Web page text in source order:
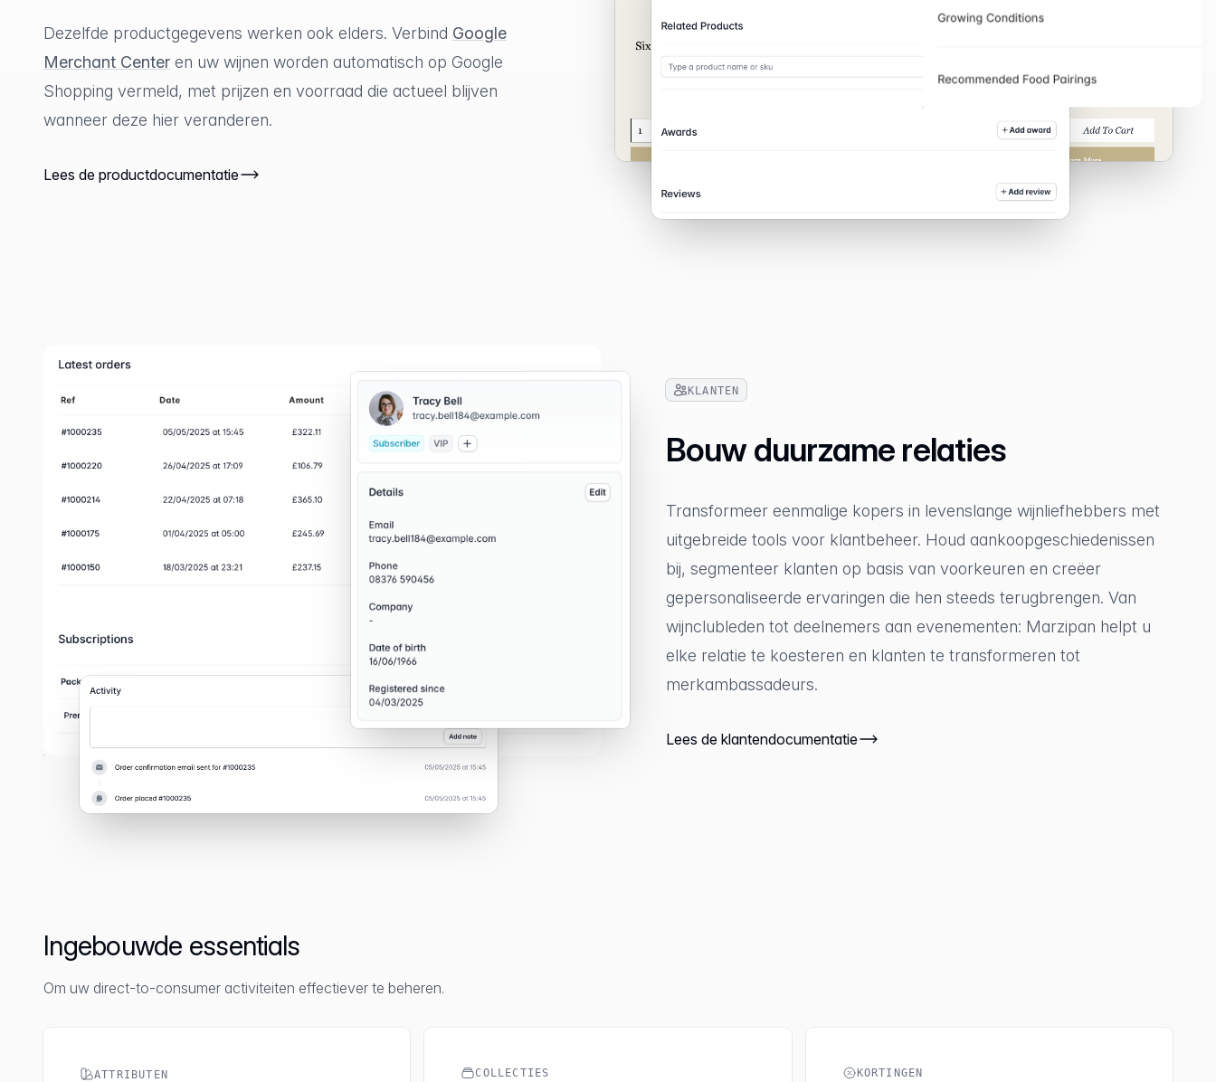
Dezelfde productgegevens werken ook elders. Verbind Google
Merchant Center en uw wijnen worden automatisch op Google
Shopping vermeld, met prijzen en voorraad die actueel blijven
wanneer deze hier veranderen.
Lees de productdocumentatie
KLANTEN
Bouw duurzame relaties
Transformeer eenmalige kopers in levenslange wijnliefhebbers met
uitgebreide tools voor klantbeheer. Houd aankoopgeschiedenissen
bij, segmenteer klanten op basis van voorkeuren en creëer
gepersonaliseerde ervaringen die hen steeds terugbrengen. Van
wijnclubleden tot deelnemers aan evenementen: Marzipan helpt u
elke relatie te koesteren en klanten te transformeren tot
merkambassadeurs.
Lees de klantendocumentatie
Ingebouwde essentials
Om uw direct-to-consumer activiteiten effectiever te beheren.
ATTRIBUTEN COLLECTIES KORTINGEN